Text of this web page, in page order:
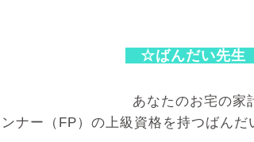
☆ばんだい先
あなたのお宅の
ナー（FP）の上級資格を持つばん